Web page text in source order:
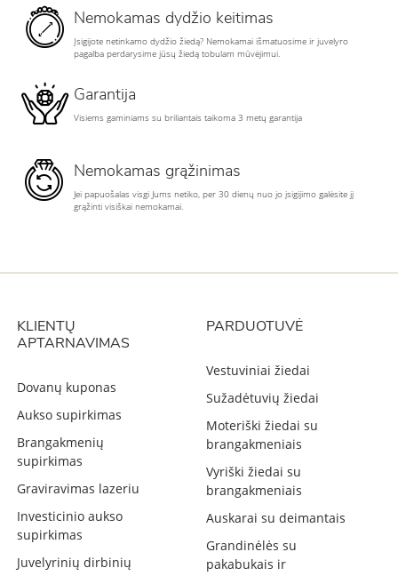
Nemokamas dydžio keitimas
Įsigijote netinkamo dydžio žiedą? Nemokamai išmatuosime ir juvelyro
pagalba perdarysime jūsų žiedą tobulam mūvėjimui.
Garantija
Visiems gaminiams su briliantais taikoma 3 metų garantija
Nemokamas grąžinimas
Jei papuošalas visgi Jums netiko, per 30 dienų nuo jo įsigijimo galėsite jį
grąžinti visiškai nemokamai.
KLIENTŲ
APTARNAVIMAS
Dovanų kuponas
Aukso supirkimas
Brangakmenių
supirkimas
Graviravimas lazeriu
Investicinio aukso
supirkimas
Juvelyrinių dirbinių
PARDUOTUVĖ
Vestuviniai žiedai
Sužadėtuvių žiedai
Moteriški žiedai su
brangakmeniais
Vyriški žiedai su
brangakmeniais
Auskarai su deimantais
Grandinėlės su
pakabukais ir